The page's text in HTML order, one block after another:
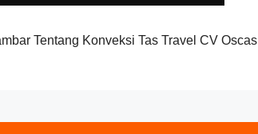
Tentang Konveksi Tas Travel CV Oscas